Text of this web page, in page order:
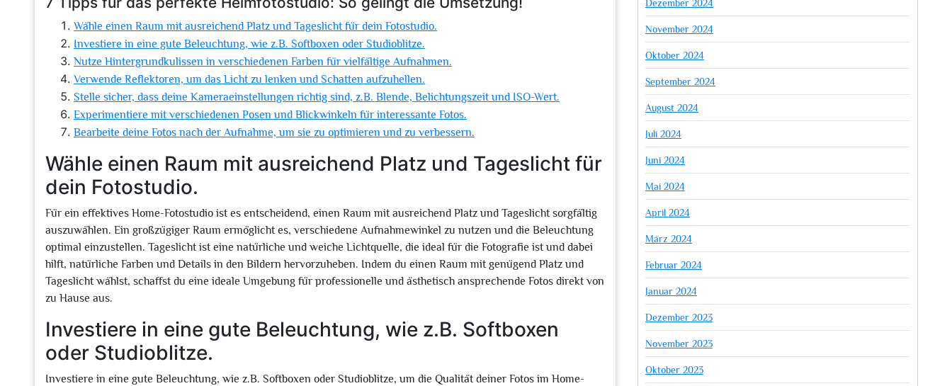
Wähle einen Raum mit ausreichend Platz und Tageslicht für dein Fotostudio.
Investiere in eine gute Beleuchtung, wie z.B. Softboxen oder Studioblitze.
Nutze Hintergrundkulissen in verschiedenen Farben für vielfältige Aufnahmen.
Verwende Reflektoren, um das Licht zu lenken und Schatten aufzuhellen.
Stelle sicher, dass deine Kameraeinstellungen richtig sind, z.B. Blende, Belichtungszeit und ISO-Wert.
Experimentiere mit verschiedenen Posen und Blickwinkeln für interessante Fotos.
Bearbeite deine Fotos nach der Aufnahme, um sie zu optimieren und zu verbessern.
Wähle einen Raum mit ausreichend Platz und Tageslicht für
dein Fotostudio.
Für ein effektives Home-Fotostudio ist es entscheidend, einen Raum mit ausreichend Platz und Tageslicht sorgfältig
auszuwählen. Ein großzügiger Raum ermöglicht es, verschiedene Aufnahmewinkel zu nutzen und die Beleuchtung
optimal einzustellen. Tageslicht ist eine natürliche und weiche Lichtquelle, die ideal für die Fotografie ist und dabei
hilft, natürliche Farben und Details in den Bildern hervorzuheben. Indem du einen Raum mit genügend Platz und
Tageslicht wählst, schaffst du eine ideale Umgebung für professionelle und ästhetisch ansprechende Fotos direkt von
zu Hause aus.
Investiere in eine gute Beleuchtung, wie z.B. Softboxen
oder Studioblitze.
Investiere in eine gute Beleuchtung, wie z.B. Softboxen oder Studioblitze, um die Qualität deiner Fotos im Home-
Dezember 2024
November 2024
Oktober 2024
September 2024
August 2024
Juli 2024
Juni 2024
Mai 2024
April 2024
März 2024
Februar 2024
Januar 2024
Dezember 2023
November 2023
Oktober 2023